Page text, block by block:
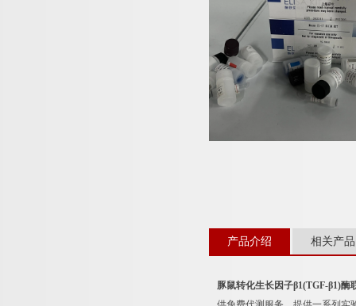
产品介绍 相关产品
豚鼠转化生长因子β1(TGF-β1)酶